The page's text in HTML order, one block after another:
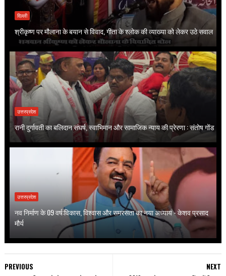
दिल्ली
श्रीकृष्ण पर मौलाना के बयान से विवाद, गीता के श्लोक की व्याख्या को लेकर उठे सवाल
उत्तरप्रदेश
रानी दुर्गावती का बलिदान संघर्ष, स्वाभिमान और सामाजिक न्याय की प्रेरणा : संतोष गोंड
उत्तरप्रदेश
नव निर्माण के 09 वर्ष:विकास, विश्वास और समरसता का नया अध्याय - केशव प्रसाद
मौर्य
NEXT
PREVIOUS